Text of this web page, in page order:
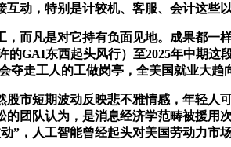
动，特别是计较机、客服、会计这些
凡是对它持有负面见地。成果都一
的GAI东西起头风行）至2025年中期
夺走工人的工做岗亭，全美国就业大趋
市短期波动反映悲不雅情感，年轻人
团队认为，是消息经济学范畴被援
，人工智能曾经起头对美国劳动力市